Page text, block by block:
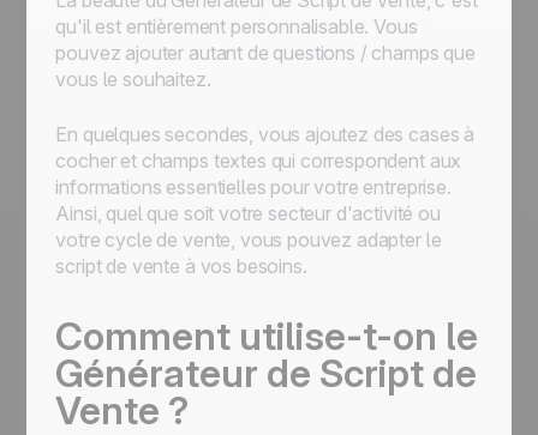
qu'il est entièrement personnalisable. Vous
pouvez ajouter autant de questions / champs que
vous le souhaitez.
En quelques secondes, vous ajoutez des cases à
cocher et champs textes qui correspondent aux
informations essentielles pour votre entreprise.
Ainsi, quel que soit votre secteur d'activité ou
votre cycle de vente, vous pouvez adapter le
script de vente à vos besoins.
Comment utilise-t-on le
Générateur de Script de
Vente ?